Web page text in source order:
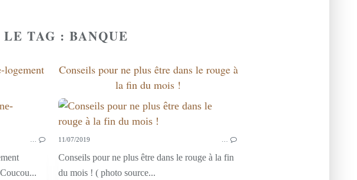
TAG : BANQUE
logement
MAISON
Conseils pour ne plus être dans le rouge à
la fin du mois !
11/07/2019
Conseils pour ne plus être dans le rouge à la fin
du mois ! ( photo source...